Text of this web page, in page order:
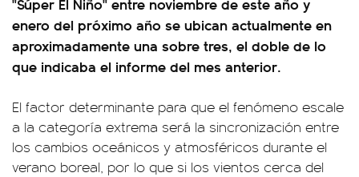
enero del próximo año se ubican actualmente en
aproximadamente una sobre tres, el doble de lo
que indicaba el informe del mes anterior.
El factor determinante para que el fenómeno escale
a la categoría extrema será la sincronización entre
los cambios oceánicos y atmosféricos durante el
verano boreal, por lo que si los vientos cerca del